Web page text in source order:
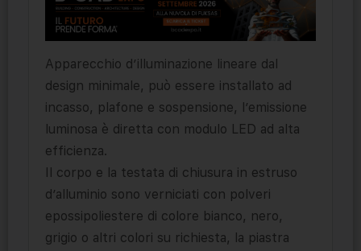
Apparecchio d’illuminazione lineare dal
design minimale, può essere installato ad
incasso, plafone e sospensione, l’emissione
luminosa è diretta con modulo LED ad alta
efficienza.
Il corpo e la testata di chiusura in estruso
d’alluminio sono verniciati con polveri
epossipoliestere di colore bianco, nero,
grigio o altri colori su richiesta, la piastra